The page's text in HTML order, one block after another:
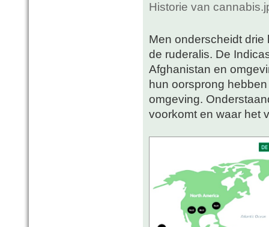
Historie van
Men onderscheidt
de ruderalis. De
Afghanistan en
hun oorsprong
omgeving.
voorkomt en waar het